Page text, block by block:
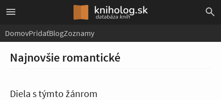
DomovPridaťBlogZoznamy
Najnovšie romantické
Diela s týmto žánrom